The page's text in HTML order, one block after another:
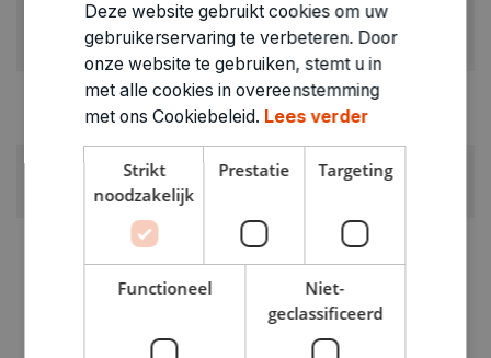
GELEGENHEID:
Kerst & Nieuwjaar
RUBRIEK:
Wenskaarten
ARTIKELNUMMER
Deze website gebruikt cookies om uw
gebruikerservaring te verbeteren. Door
onze website te gebruiken, stemt u in
met alle cookies in overeenstemming
met ons Cookiebeleid. Lees verder
Strikt
noodzakelijk
Prestatie Targeting
Functioneel
Niet-
geclassificeerd